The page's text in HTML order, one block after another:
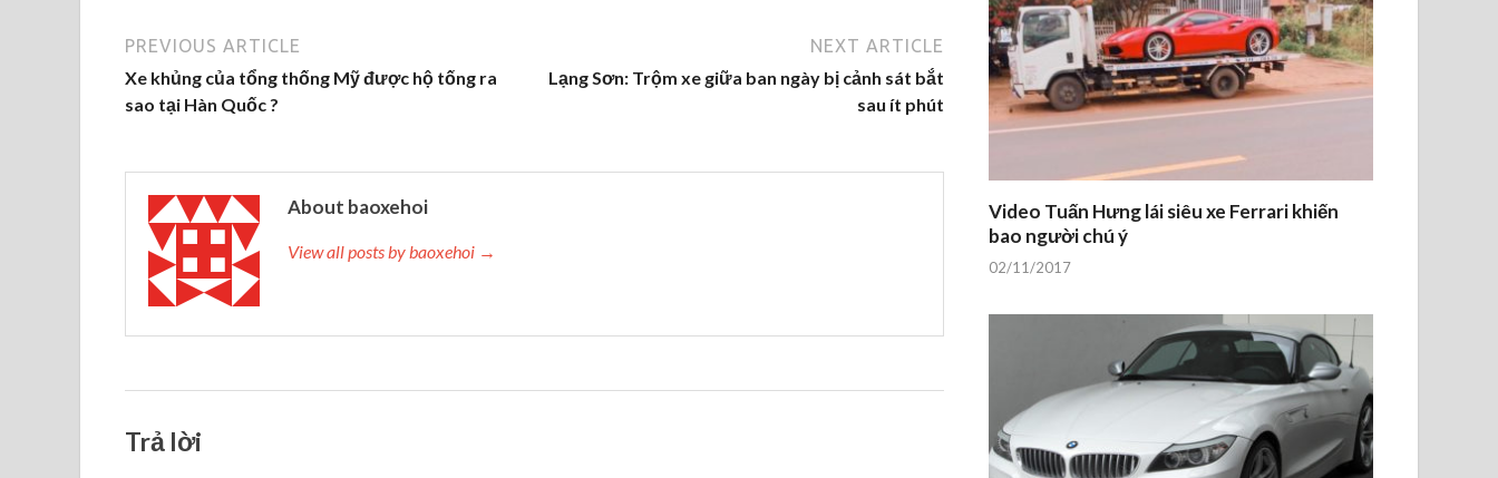
PREVIOUS ARTICLE
Xe khủng của tổng thống Mỹ được hộ tống ra
sao tại Hàn Quốc ?
NEXT ARTICLE
Lạng Sơn: Trộm xe giữa ban ngày bị cảnh sát bắt
sau ít phút
About baoxehoi
View all posts by baoxehoi →
Trả lời
Video Tuấn Hưng lái siêu xe Ferrari khiến
bao người chú ý
02/11/2017